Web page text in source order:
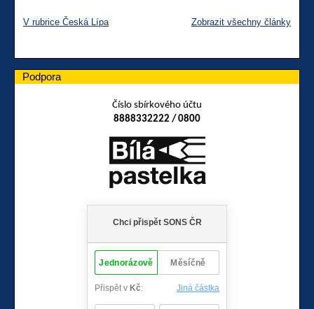
V rubrice Česká Lípa Zobrazit všechny články
Podpora
Číslo sbírkového účtu
8888332222 / 0800